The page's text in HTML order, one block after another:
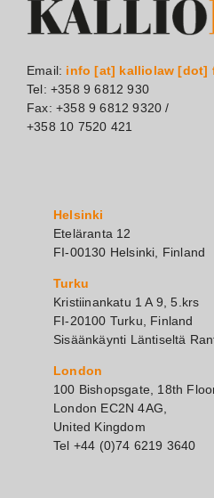
Email: info [at] kalliolaw [dot]
Tel: +358 9 6812 930
Fax: +358 9 6812 9320 /
+358 10 7520 421
Helsinki
Eteläranta 12
FI-00130 Helsinki, Finland
Turku
Kristiinankatu 1 A 9, 5.krs
FI-20100 Turku, Finland
Sisäänkäynti Läntiseltä
London
100 Bishopsgate, 18th
London EC2N 4AG,
United Kingdom
Tel +44 (0)74 6219 3640